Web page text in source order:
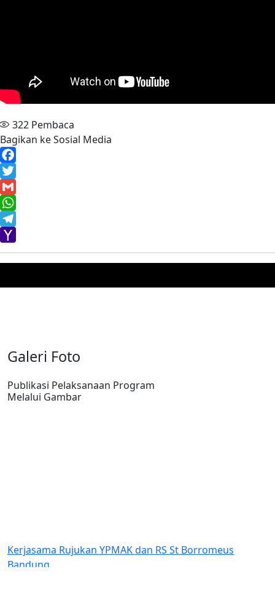
322 Pembaca
Bagikan ke Sosial Media
Facebook
Twitter
Gmail
WhatsApp
Telegram
Yahoo
Mail
Galeri Foto
Publikasi Pelaksanaan Program
Melalui Gambar
Bantuan Dana
YPMAK dan RS St Borromeus